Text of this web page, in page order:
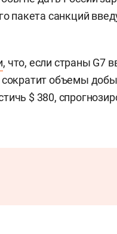
пакета санкций
, что, если страны G7
объемы
$ 380,